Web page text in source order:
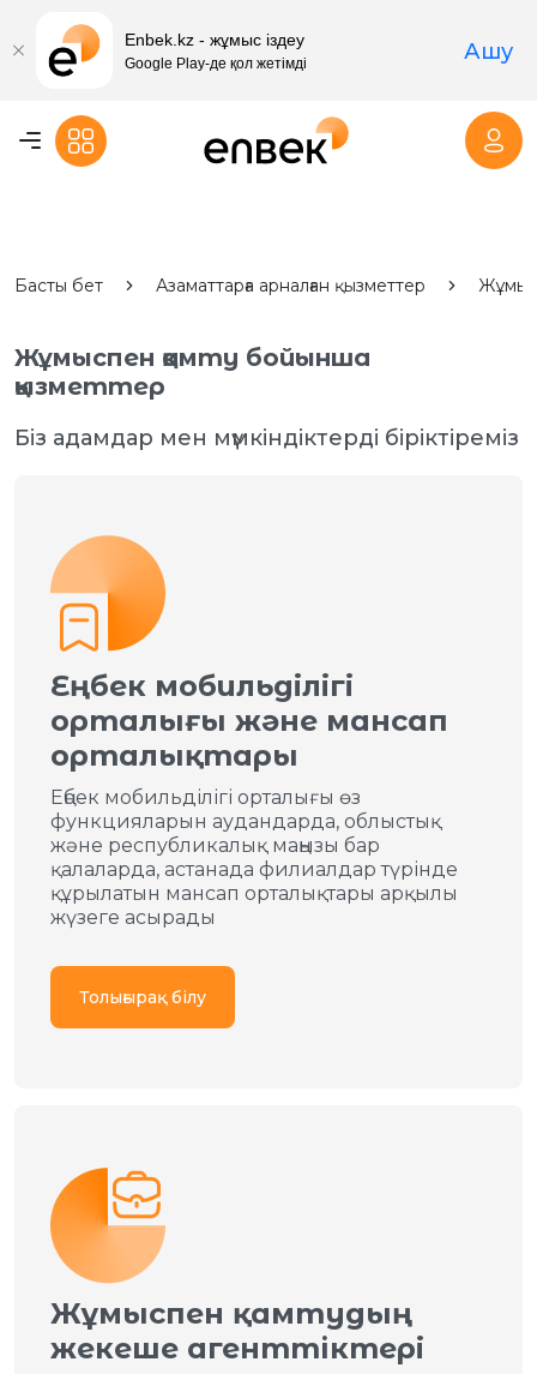
Басты бет Азаматтарға арналған қызметтер
Жұмыспен қамту бойынша
қызметтер
Біз адамдар мен мүмкіндіктерді біріктіреміз
Еңбек мобильділігі
орталығы және мансап
орталықтары
Еңбек мобильділігі орталығы өз
функцияларын аудандарда, облыстық
және республикалық маңызы бар
қалаларда, астанада филиалдар түрінде
құрылатын мансап орталықтары арқылы
жүзеге асырады
Толығырақ білу
Жұмыспен қамтудың
жекеше агенттiктері
Enbek.kz - жұмыс іздеу
Google Play-де қол жетімді Ашу